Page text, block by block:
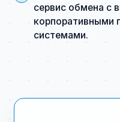
сервис обмена с
корпоративными
системами.